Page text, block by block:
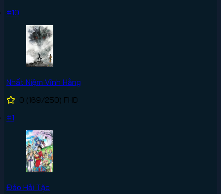
#10
Nhất Niệm Vĩnh Hằng
0 (169/250) FHD
#1
Đảo Hải Tặc